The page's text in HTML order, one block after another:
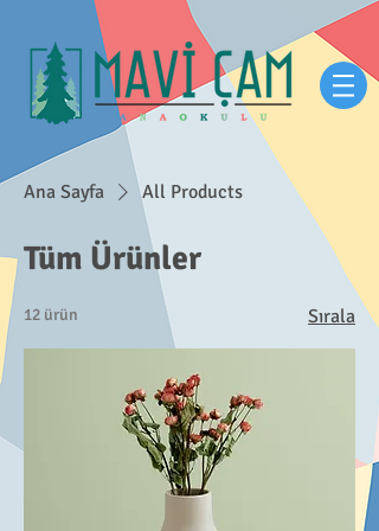
Ana Sayfa All Products
Tüm Ürünler
12 ürün Sırala